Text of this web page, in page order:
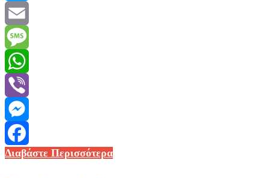
Twitter
Email
Message
WhatsApp
Viber
Messenger
Facebook
Κοροναϊός
Διαβάστε Περισσότερα